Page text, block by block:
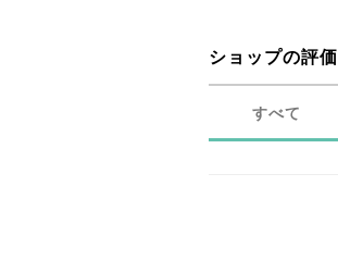
ショップの評価
すべて